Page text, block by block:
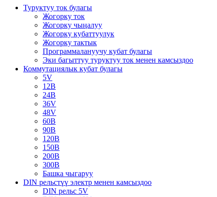
Туруктуу ток булагы
Жогорку ток
Жогорку чыңалуу
Жогорку кубаттуулук
Жогорку тактык
Программалануучу кубат булагы
Эки багыттуу туруктуу ток менен камсыздоо
Коммутациялык кубат булагы
5V
12В
24В
36V
48V
60В
90В
120В
150В
200В
300В
Башка чыгаруу
DIN рельстүү электр менен камсыздоо
DIN рельс 5V